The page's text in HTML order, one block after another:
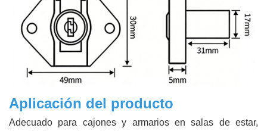
Aplicación del producto
Adecuado para cajones y armarios en salas de estar,